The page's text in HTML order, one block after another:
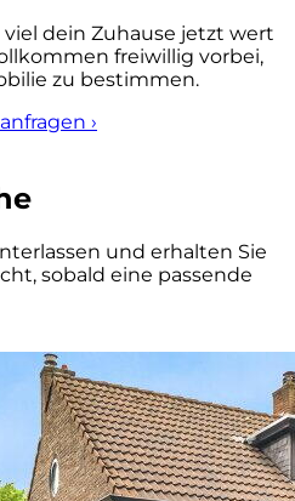
dein Zuhause jetzt wert
freiwillig vorbei,
zu bestimmen.
›
und erhalten Sie
sobald eine passende